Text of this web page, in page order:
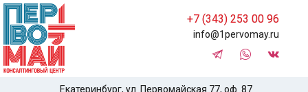
+7 (343) 253 00 96
info@1pervomay.ru
Екатеринбург, ул. Первомайская 77, оф. 87